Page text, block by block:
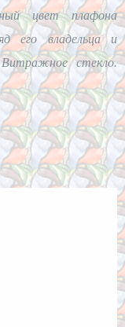
цвет плафона
его владельца и
стекло.